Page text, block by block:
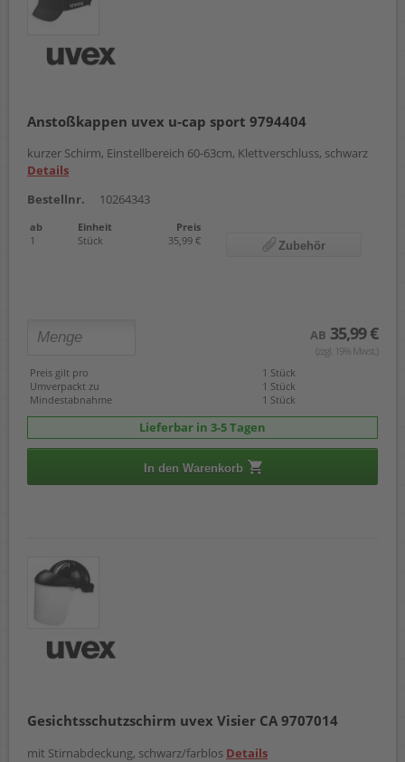
Anstoßkappen uvex u-cap sport 9794404
kurzer Schirm, Einstellbereich 60-63cm, Klettverschluss, schwarz
Details
Bestellnr.
10264343
ab Einheit
Preis
1
Stück 35,99 € Zubehör
AB 35,99 €
(zzgl. 19% Mwst.)
Preis gilt pro
1 Stück
Umverpackt zu
1 Stück
Mindestabnahme
1 Stück
Lieferbar in 3-5 Tagen
In den Warenkorb
Gesichtsschutzschirm uvex Visier CA 9707014
mit Stirnabdeckung, schwarz/farblos Details